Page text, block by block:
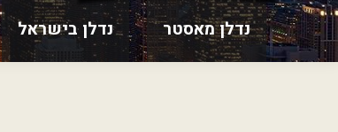
נדלן מאסטר נדלן בישראל